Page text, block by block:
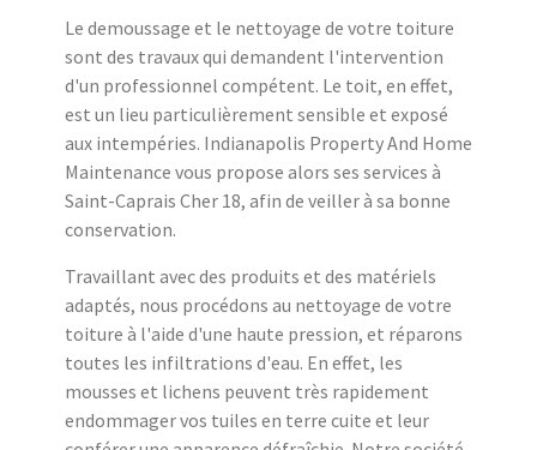
Le demoussage et le nettoyage de votre toiture
sont des travaux qui demandent l'intervention
d'un professionnel compétent. Le toit, en effet,
est un lieu particulièrement sensible et exposé
aux intempéries. Indianapolis Property And Home
Maintenance vous propose alors ses services à
Saint-Caprais Cher 18, afin de veiller à sa bonne
conservation.
Travaillant avec des produits et des matériels
adaptés, nous procédons au nettoyage de votre
toiture à l'aide d'une haute pression, et réparons
toutes les infiltrations d'eau. En effet, les
mousses et lichens peuvent très rapidement
endommager vos tuiles en terre cuite et leur